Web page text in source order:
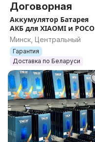
Договорная
Аккумулятор Батарея
АКБ для XIAOMI и POCO
Минск, Центральный
Гарантия
Доставка по Беларуси